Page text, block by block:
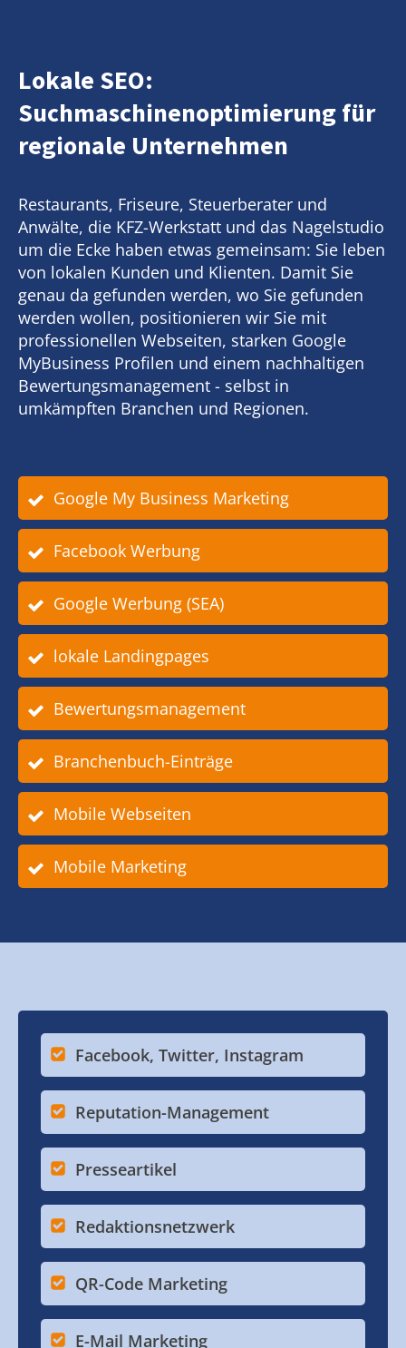
Lokale SEO:
Suchmaschinenoptimierung für
regionale Unternehmen
Restaurants, Friseure, Steuerberater und
Anwälte, die KFZ-Werkstatt und das Nagelstudio
um die Ecke haben etwas gemeinsam: Sie leben
von lokalen Kunden und Klienten. Damit Sie
genau da gefunden werden, wo Sie gefunden
werden wollen, positionieren wir Sie mit
professionellen Webseiten, starken Google
MyBusiness Profilen und einem nachhaltigen
Bewertungsmanagement - selbst in
umkämpften Branchen und Regionen.
Google My Business Marketing
Facebook Werbung
Google Werbung (SEA)
lokale Landingpages
Bewertungsmanagement
Branchenbuch-Einträge
Mobile Webseiten
Mobile Marketing
Facebook, Twitter, Instagram
Reputation-Management
Presseartikel
Redaktionsnetzwerk
QR-Code Marketing
E-Mail Marketing